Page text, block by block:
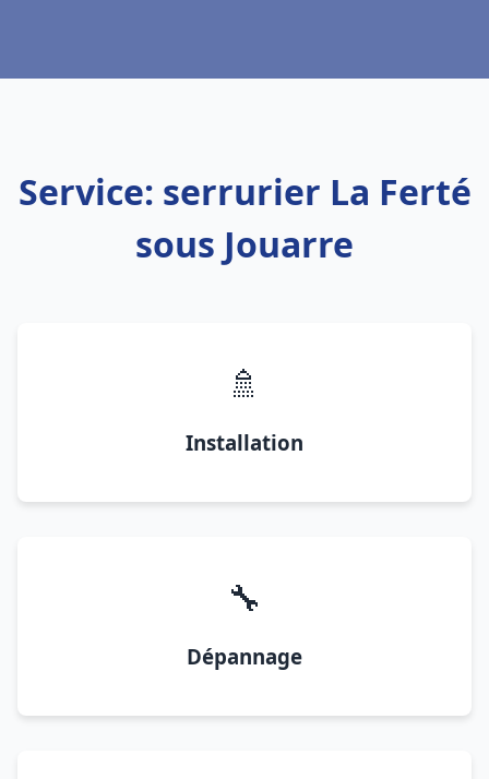
Service: serrurier La Ferté
sous Jouarre
🚿
Installation
🔧
Dépannage